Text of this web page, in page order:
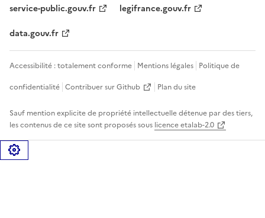
service-public.gouv.fr
legifrance.gouv.fr
data.gouv.fr
Accessibilité : totalement conforme Mentions légales Politique de
confidentialité Contribuer sur Github Plan du site
Sauf mention explicite de propriété intellectuelle détenue par des tiers,
les contenus de ce site sont proposés sous licence etalab-2.0
Gérer les cookies